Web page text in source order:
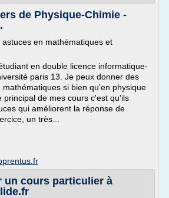
de Physique-Chimie -
en mathématiques et
en double licence informatique-
paris 13. Je peux donner des
si bien qu'en physique
principal de mes cours c'est qu'ils
qui améliorent la réponse de
un très...
un cours particulier à